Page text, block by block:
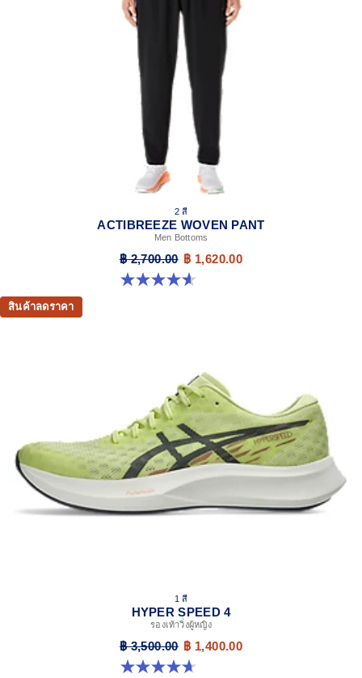
2 สี
ACTIBREEZE WOVEN PANT
Men Bottoms
฿ 2,700.00 ฿ 1,620.00
4.6 จาก 5 ดาว 5 รีวิว
สินค้าลดราคา
1 สี
HYPER SPEED 4
รองเท้าวิ่งผู้หญิง
฿ 3,500.00 ฿ 1,400.00
4.6 จาก 5 ดาว 17 รีวิว